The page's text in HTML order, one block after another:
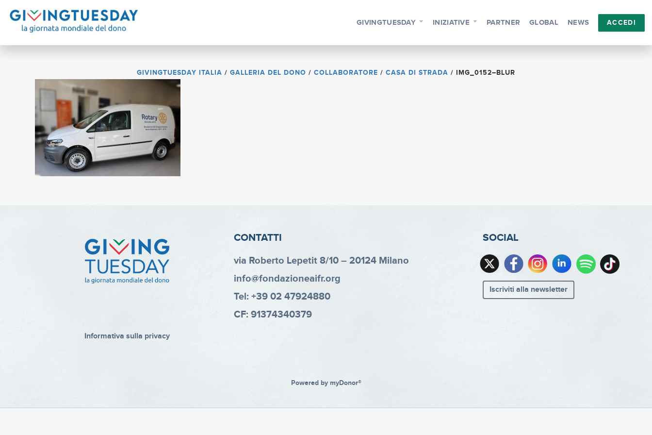
GIVINGTUESDAY INIZIATIVE PARTNER GLOBAL NEWS ACCEDI
GIVINGTUESDAY ITALIA / GALLERIA DEL DONO / COLLABORATORE / CASA DI STRADA / IMG_0152–BLUR
Informativa sulla privacy
CONTATTI
via Roberto Lepetit 8/10 – 20124 Milano
info@fondazioneaifr.org
Tel: +39 02 47924880
CF: 91374340379
SOCIAL
Iscriviti alla newsletter
Powered by myDonor®